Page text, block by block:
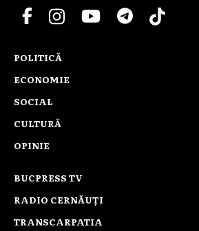
POLITICĂ
ECONOMIE
SOCIAL
CULTURĂ
OPINIE
BUCPRESS TV
RADIO CERNĂUȚI
TRANSCARPATIA